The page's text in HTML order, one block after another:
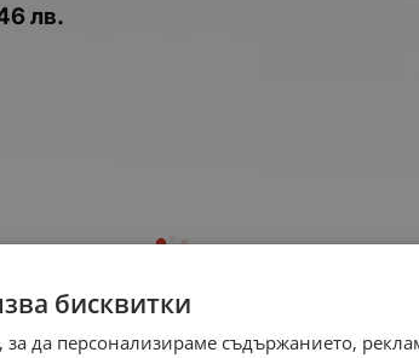
лв.
бисквитки
да персонализираме съдържанието,